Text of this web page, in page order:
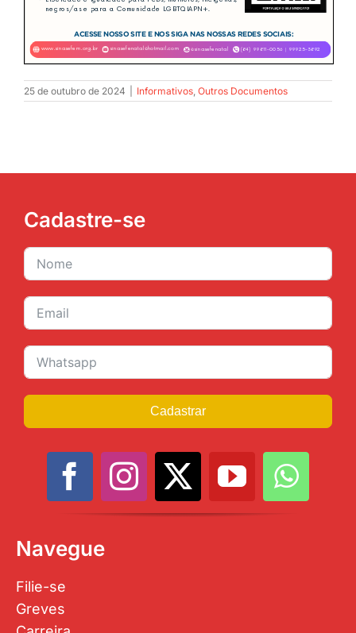
25 de outubro de 2024 Informativos Outros Documentos
Cadastre-se
Cadastrar
Navegue
Filie-se
Greves